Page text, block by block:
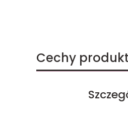
Cechy